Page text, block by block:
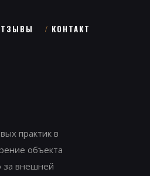
КОНТАКТ
практик в
объекта
за внешней